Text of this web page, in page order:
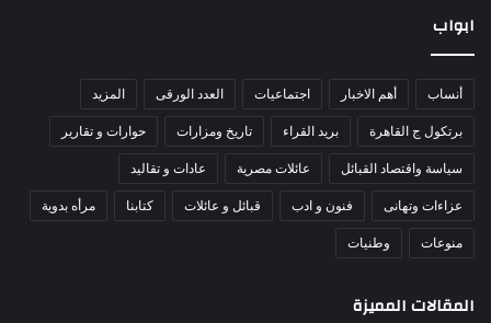
ابواب
أنساب أهم الاخبار اجتماعيات العدد الورقى المزيد
برتكول ج القاهرة بريد القراء تاريخ ومزارات حوارات و تقارير
سياسة واقتصاد القبائل عائلات مصرية عادات و تقاليد
عزاءات وتهانى فنون و ادب قبائل و عائلات كتابنا مرأه بدوية
منوعات وطنيات
المقالات المميزة